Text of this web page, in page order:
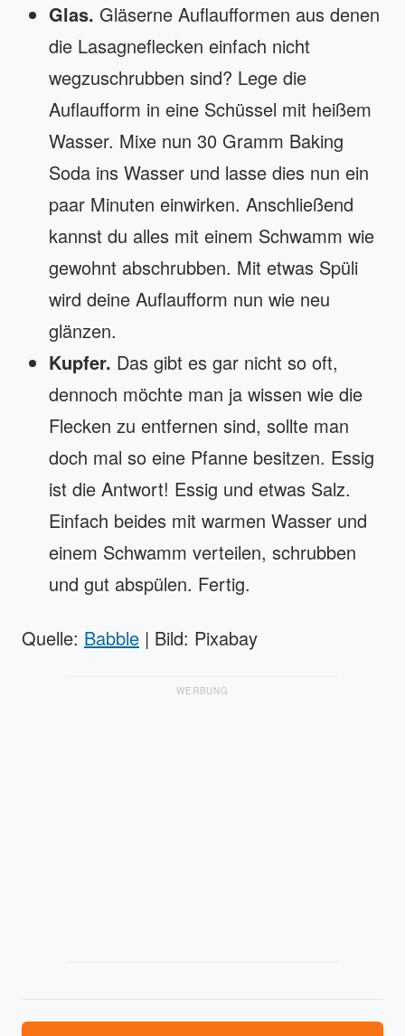
Glas. Gläserne Auflaufformen aus denen
die Lasagneflecken einfach nicht
wegzuschrubben sind? Lege die
Auflaufform in eine Schüssel mit heißem
Wasser. Mixe nun 30 Gramm Baking
Soda ins Wasser und lasse dies nun ein
paar Minuten einwirken. Anschließend
kannst du alles mit einem Schwamm wie
gewohnt abschrubben. Mit etwas Spüli
wird deine Auflaufform nun wie neu
glänzen.
Kupfer. Das gibt es gar nicht so oft,
dennoch möchte man ja wissen wie die
Flecken zu entfernen sind, sollte man
doch mal so eine Pfanne besitzen. Essig
ist die Antwort! Essig und etwas Salz.
Einfach beides mit warmen Wasser und
einem Schwamm verteilen, schrubben
und gut abspülen. Fertig.
Quelle: Babble | Bild: Pixabay
WERBUNG